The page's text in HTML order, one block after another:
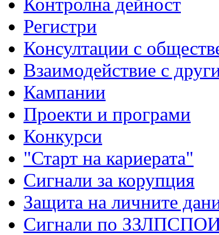
Регистри
Консултации с
Взаимодействие с
Кампании
Проекти и програми
Конкурси
"Старт на кариерата"
Сигнали за корупция
Защита на личните
Сигнали по